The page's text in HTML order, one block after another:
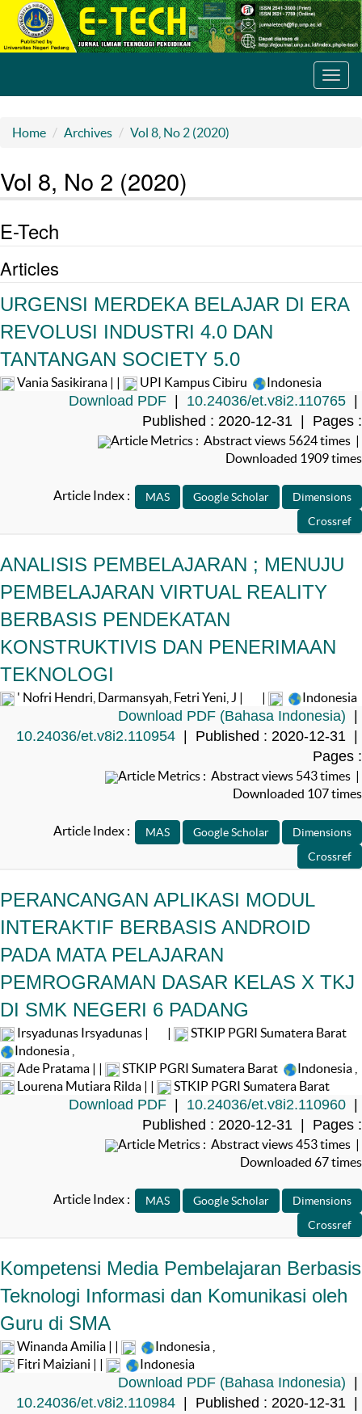
Home Archives Vol 8, No 2 (2020)
Vol 8, No 2 (2020)
E-Tech
Articles
URGENSI MERDEKA BELAJAR DI ERA
REVOLUSI INDUSTRI 4.0 DAN
TANTANGAN SOCIETY 5.0
Vania Sasikirana | | UPI Kampus Cibiru Indonesia
Download PDF 10.24036/et.v8i2.110765
Published : 2020-12-31 | Pages :
Article Metrics : Abstract views 5624 times |
Downloaded 1909 times
Article Index :
ANALISIS PEMBELAJARAN ; MENUJU
PEMBELAJARAN VIRTUAL REALITY
BERBASIS PENDEKATAN
KONSTRUKTIVIS DAN PENERIMAAN
TEKNOLOGI
' Nofri Hendri, Darmansyah, Fetri Yeni, J | Indonesia
Download PDF (Bahasa Indonesia)
10.24036/et.v8i2.110954 | Published : 2020-12-31 |
Pages :
Article Metrics : Abstract views 543 times |
Downloaded 107 times
Article Index :
PERANCANGAN APLIKASI MODUL
INTERAKTIF BERBASIS ANDROID
PADA MATA PELAJARAN
PEMROGRAMAN DASAR KELAS X TKJ
DI SMK NEGERI 6 PADANG
Irsyadunas Irsyadunas |
STKIP PGRI Sumatera Barat
Indonesia
Ade Pratama | |
STKIP PGRI Sumatera Barat Indonesia
Lourena Mutiara Rilda | |
STKIP PGRI Sumatera Barat
Download PDF 10.24036/et.v8i2.110960
Published : 2020-12-31 | Pages :
Article Metrics : Abstract views 453 times |
Downloaded 67 times
Article Index :
Kompetensi Media Pembelajaran Berbasis
Teknologi Informasi dan Komunikasi oleh
Guru di SMA
Winanda Amilia | | Indonesia
Fitri Maiziani | |
Indonesia
Download PDF (Bahasa Indonesia)
10.24036/et.v8i2.110984 | Published : 2020-12-31 |